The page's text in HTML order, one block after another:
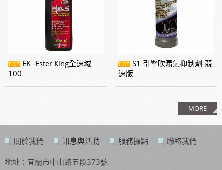
EK -Ester King全速域
100
S1 引擎吹漏氣抑制劑-競
速版
MORE
關於我們 訊息與活動 服務據點 聯絡我們
地址：宜蘭市中山路五段373號